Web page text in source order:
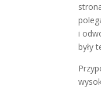
i
były